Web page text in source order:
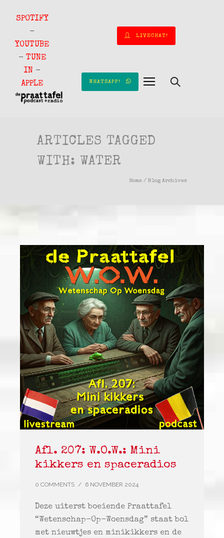
SPOTIFY
-
YOUTUBE
- TUNE
IN -
APPLE
LIVECHAT!
WHATSAPP!
ARTICLES TAGGED
WITH: WATER
Home / Blog Archives
Afl. 207: W.O.W.: Mini
kikkers en spaceradios
0 COMMENTS / 6 NOVEMBER 2024
Deze uiterst boeiende Praattafel
“Wetenschap-Op-Woensdag” staat bol
met nieuwtjes en minikikkers en de